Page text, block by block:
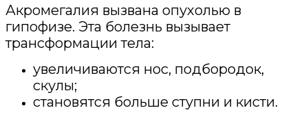
Акромегалия вызвана опухолью в
гипофизе. Эта болезнь вызывает
трансформации тела:
увеличиваются нос, подбородок,
скулы;
становятся больше ступни и кисти.